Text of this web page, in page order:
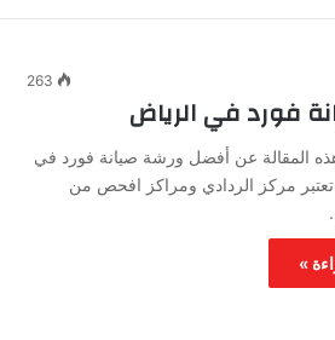
263
فورد في الرياض
المقالة عن أفضل ورشة صيانة فورد في
مركز الردادي ومراكز افحص من
»